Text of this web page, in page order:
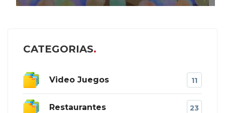
CATEGORIAS
Video Juegos 11
Restaurantes 23